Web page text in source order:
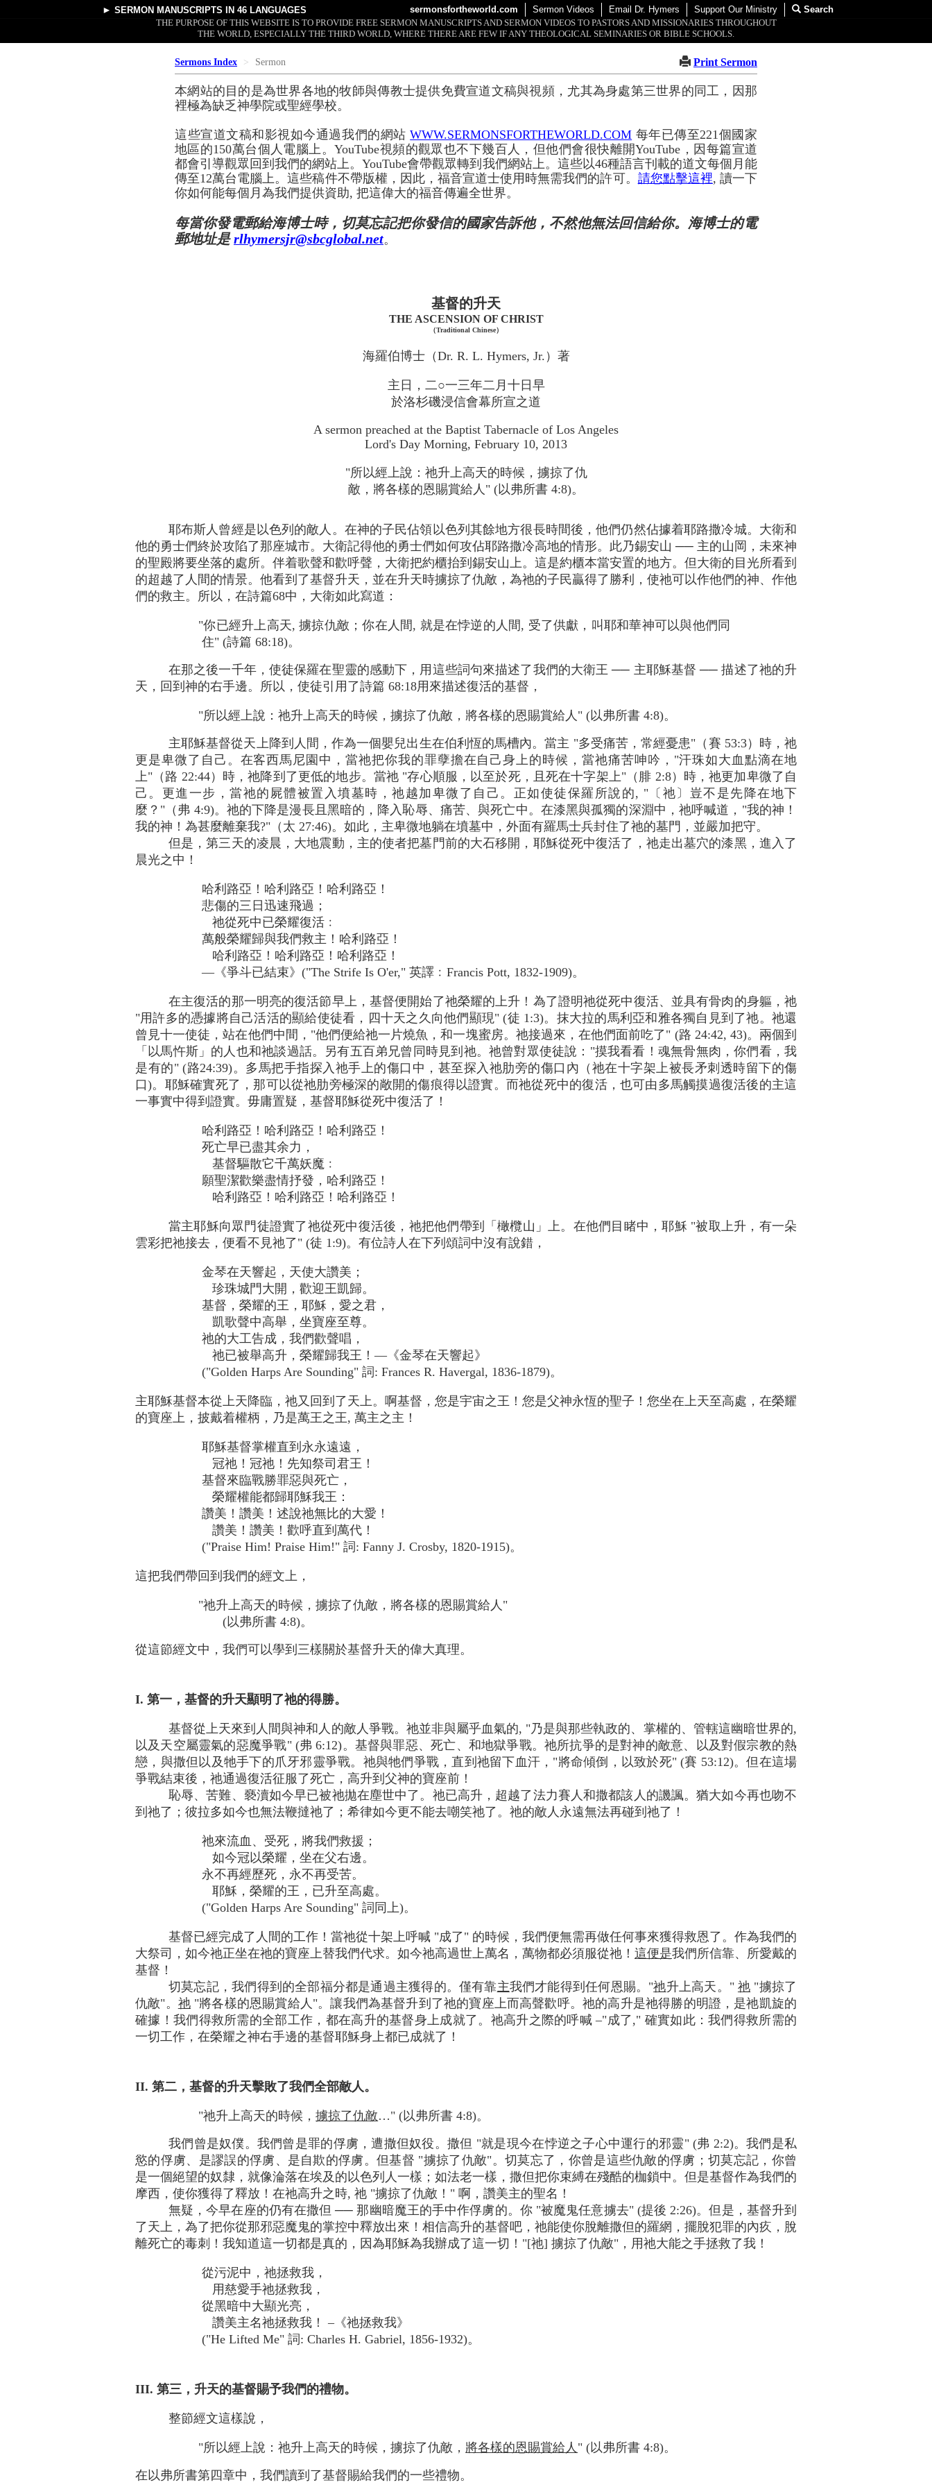
► SERMON MANUSCRIPTS IN 46 LANGUAGES sermonsfortheworld.com Sermon Videos Email Dr. Hymers Support Our Ministry
Search
THE PURPOSE OF THIS WEBSITE IS TO PROVIDE FREE SERMON MANUSCRIPTS AND SERMON VIDEOS TO PASTORS AND MISSIONARIES THROUGHOUT
THE WORLD, ESPECIALLY THE THIRD WORLD, WHERE THERE ARE FEW IF ANY THEOLOGICAL SEMINARIES OR BIBLE SCHOOLS.
Sermons Index Sermon Print Sermon
本網站的目的是為世界各地的牧師與傳教士提供免費宣道文稿與視頻，尤其為身處第三世界的同工，因那
裡極為缺乏神學院或聖經學校。
這些宣道文稿和影視如今通過我們的網站WWW.SERMONSFORTHEWORLD.COM 每年已傳至221個國家
地區的150萬台個人電腦上。YouTube視頻的觀眾也不下幾百人，但他們會很快離開YouTube，因每篇宣道
都會引導觀眾回到我們的網站上。YouTube會帶觀眾轉到我們網站上。這些以46種語言刊載的道文每個月能
傳至12萬台電腦上。這些稿件不帶版權，因此，福音宣道士使用時無需我們的許可。 請您點擊這裡, 讀一下
你如何能每個月為我們提供資助, 把這偉大的福音傳遍全世界。
每當你發電郵給海博士時，切莫忘記把你發信的國家告訴他，不然他無法回信給你。海博士的電
郵地址是rlhymersjr@sbcglobal.net。
基督的升天
THE ASCENSION OF CHRIST
（Traditional Chinese）
海羅伯博士（Dr. R. L. Hymers, Jr.）著
主日，二○一三年二月十日早
於洛杉磯浸信會幕所宣之道
A sermon preached at the Baptist Tabernacle of Los Angeles
Lord's Day Morning, February 10, 2013
"所以經上說：祂升上高天的時候，擄掠了仇
敵，將各樣的恩賜賞給人" (以弗所書 4:8)。
耶布斯人曾經是以色列的敵人。在神的子民佔領以色列其餘地方很長時間後，他們仍然佔據着耶路撒冷城。大衛和
他的勇士們終於攻陷了那座城市。大衛記得他的勇士們如何攻佔耶路撒冷高地的情形。此乃錫安山 ── 主的山岡，未來神
的聖殿將要坐落的處所。伴着歌聲和歡呼聲，大衛把約櫃抬到錫安山上。這是約櫃本當安置的地方。但大衛的目光所看到
的超越了人間的情景。他看到了基督升天，並在升天時擄掠了仇敵，為祂的子民贏得了勝利，使祂可以作他們的神、作他
們的救主。所以，在詩篇68中，大衛如此寫道：
"你已經升上高天, 擄掠仇敵；你在人間, 就是在悖逆的人間, 受了供獻，叫耶和華神可以與他們同
住" (詩篇 68:18)。
在那之後一千年，使徒保羅在聖靈的感動下，用這些詞句來描述了我們的大衛王 ── 主耶穌基督 ── 描述了祂的升
天，回到神的右手邊。所以，使徒引用了詩篇 68:18用來描述復活的基督，
"所以經上說：祂升上高天的時候，擄掠了仇敵，將各樣的恩賜賞給人" (以弗所書 4:8)。
主耶穌基督從天上降到人間，作為一個嬰兒出生在伯利恆的馬槽內。當主 "多受痛苦，常經憂患"（賽 53:3）時，祂
更是卑微了自己。在客西馬尼園中，當祂把你我的罪孽擔在自己身上的時候，當祂痛苦呻吟，"汗珠如大血點滴在地
上"（路 22:44）時，祂降到了更低的地步。當祂 "存心順服，以至於死，且死在十字架上"（腓 2:8）時，祂更加卑微了自
己。更進一步，當祂的屍體被置入墳墓時，祂越加卑微了自己。正如使徒保羅所說的, "〔祂〕豈不是先降在地下
麼？"（弗 4:9)。祂的下降是漫長且黑暗的，降入恥辱、痛苦、與死亡中。在漆黑與孤獨的深淵中，祂呼喊道，"我的神！
我的神！為甚麼離棄我?"（太 27:46)。如此，主卑微地躺在墳墓中，外面有羅馬士兵封住了祂的墓門，並嚴加把守。
但是，第三天的凌晨，大地震動，主的使者把墓門前的大石移開，耶穌從死中復活了，祂走出墓穴的漆黑，進入了
晨光之中！
哈利路亞！哈利路亞！哈利路亞！
悲傷的三日迅速飛過；
祂從死中已榮耀復活﹕
萬般榮耀歸與我們救主！哈利路亞！
哈利路亞！哈利路亞！哈利路亞！
—《爭斗已結束》("The Strife Is O'er," 英譯﹕Francis Pott, 1832-1909)。
在主復活的那一明亮的復活節早上，基督便開始了祂榮耀的上升！為了證明祂從死中復活、並具有骨肉的身軀，祂
"用許多的憑據將自己活活的顯給使徒看，四十天之久向他們顯現" (徒 1:3)。抹大拉的馬利亞和雅各獨自見到了祂。祂還
曾見十一使徒，站在他們中間，"他們便給祂一片燒魚，和一塊蜜房。祂接過來，在他們面前吃了" (路 24:42, 43)。兩個到
「以馬忤斯」的人也和祂談過話。另有五百弟兄曾同時見到祂。祂曾對眾使徒說："摸我看看！魂無骨無肉，你們看，我
是有的" (路24:39)。多馬把手指探入祂手上的傷口中，甚至探入祂肋旁的傷口內（祂在十字架上被長矛刺透時留下的傷
口)。耶穌確實死了，那可以從祂肋旁極深的敞開的傷痕得以證實。而祂從死中的復活，也可由多馬觸摸過復活後的主這
一事實中得到證實。毋庸置疑，基督耶穌從死中復活了！
哈利路亞！哈利路亞！哈利路亞！
死亡早已盡其余力，
基督驅散它千萬妖魔﹕
願聖潔歡樂盡情抒發，哈利路亞！
哈利路亞！哈利路亞！哈利路亞！
當主耶穌向眾門徒證實了祂從死中復活後，祂把他們帶到「橄欖山」上。在他們目睹中，耶穌 "被取上升，有一朵
雲彩把祂接去，便看不見祂了" (徒 1:9)。有位詩人在下列頌詞中沒有說錯，
金琴在天響起，天使大讚美；
珍珠城門大開，歡迎王凱歸。
基督，榮耀的王，耶穌，愛之君，
凱歌聲中高舉，坐寶座至尊。
祂的大工告成，我們歡聲唱，
祂已被舉高升，榮耀歸我王！—《金琴在天響起》
("Golden Harps Are Sounding" 詞: Frances R. Havergal, 1836-1879)。
主耶穌基督本從上天降臨，祂又回到了天上。啊基督，您是宇宙之王！您是父神永恆的聖子！您坐在上天至高處，在榮耀
的寶座上，披戴着權柄，乃是萬王之王, 萬主之主！
耶穌基督掌權直到永永遠遠，
冠祂！冠祂！先知祭司君王！
基督來臨戰勝罪惡與死亡，
榮耀權能都歸耶穌我王：
讚美！讚美！述說祂無比的大愛！
讚美！讚美！歡呼直到萬代！
("Praise Him! Praise Him!" 詞: Fanny J. Crosby, 1820-1915)。
這把我們帶回到我們的經文上，
"祂升上高天的時候，擄掠了仇敵，將各樣的恩賜賞給人"
(以弗所書 4:8)。
從這節經文中，我們可以學到三樣關於基督升天的偉大真理。
I. 第一，基督的升天顯明了祂的得勝。
基督從上天來到人間與神和人的敵人爭戰。祂並非與屬乎血氣的, "乃是與那些執政的、掌權的、管轄這幽暗世界的,
以及天空屬靈氣的惡魔爭戰" (弗 6:12)。基督與罪惡、死亡、和地獄爭戰。祂所抗爭的是對神的敵意、以及對假宗教的熱
戀，與撒但以及牠手下的爪牙邪靈爭戰。祂與牠們爭戰，直到祂留下血汗，"將命傾倒，以致於死" (賽 53:12)。但在這場
爭戰結束後，祂通過復活征服了死亡，高升到父神的寶座前！
恥辱、苦難、褻瀆如今早已被祂拋在塵世中了。祂已高升，超越了法力賽人和撒都該人的譏諷。猶大如今再也吻不
到祂了；彼拉多如今也無法鞭撻祂了；希律如今更不能去嘲笑祂了。祂的敵人永遠無法再碰到祂了！
祂來流血、受死，將我們救援；
如今冠以榮耀，坐在父右邊。
永不再經歷死，永不再受苦。
耶穌，榮耀的王，已升至高處。
("Golden Harps Are Sounding" 詞同上)。
基督已經完成了人間的工作！當祂從十架上呼喊 "成了" 的時候，我們便無需再做任何事來獲得救恩了。作為我們的
大祭司，如今祂正坐在祂的寶座上替我們代求。如今祂高過世上萬名，萬物都必須服從祂！ 這便是我們所信靠、所愛戴的
基督！
切莫忘記，我們得到的全部福分都是通過主獲得的。僅有靠主我們才能得到任何恩賜。"祂升上高天。" 祂 "擄掠了
仇敵"。 祂"將各樣的恩賜賞給人"。讓我們為基督升到了祂的寶座上而高聲歡呼。祂的高升是祂得勝的明證，是祂凱旋的
確據！我們得救所需的全部工作，都在高升的基督身上成就了。祂高升之際的呼喊 –"成了," 確實如此：我們得救所需的
一切工作，在榮耀之神右手邊的基督耶穌身上都已成就了！
II. 第二，基督的升天擊敗了我們全部敵人。
"祂升上高天的時候，擄掠了仇敵…" (以弗所書 4:8)。
我們曾是奴僕。我們曾是罪的俘虜，遭撒但奴役。撒但 "就是現今在悖逆之子心中運行的邪靈" (弗 2:2)。我們是私
慾的俘虜、是謬誤的俘虜、是自欺的俘虜。但基督 "擄掠了仇敵"。切莫忘了，你曾是這些仇敵的俘虜；切莫忘記，你曾
是一個絕望的奴隸，就像淪落在埃及的以色列人一樣；如法老一樣，撒但把你束縛在殘酷的枷鎖中。但是基督作為我們的
摩西，使你獲得了釋放！在祂高升之時, 祂 "擄掠了仇敵！" 啊，讚美主的聖名！
無疑，今早在座的仍有在撒但 ── 那幽暗魔王的手中作俘虜的。你 "被魔鬼任意擄去" (提後 2:26)。但是，基督升到
了天上，為了把你從那邪惡魔鬼的掌控中釋放出來！相信高升的基督吧，祂能使你脫離撒但的羅網，擺脫犯罪的內疚，脫
離死亡的毒刺！我知道這一切都是真的，因為耶穌為我辦成了這一切！"[祂] 擄掠了仇敵"，用祂大能之手拯救了我！
從污泥中，祂拯救我，
用慈愛手祂拯救我，
從黑暗中大顯光亮，
讚美主名祂拯救我！ –《祂拯救我》
("He Lifted Me" 詞: Charles H. Gabriel, 1856-1932)。
III. 第三，升天的基督賜予我們的禮物。
整節經文這樣說，
"所以經上說：祂升上高天的時候，擄掠了仇敵， 將各樣的恩賜賞給人 " (以弗所書 4:8)。
在以弗所書第四章中，我們讀到了基督賜給我們的一些禮物。